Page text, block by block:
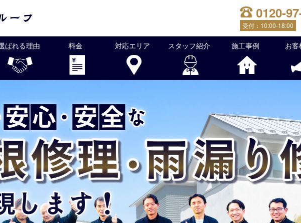
0120-
受付： 10:00-18:00
県全土と下関で屋根修理・雨漏り修理を行っております！屋根のことでお困りな
ばれる理由 料金 対応エリア スタッフ紹介 施工事例 お